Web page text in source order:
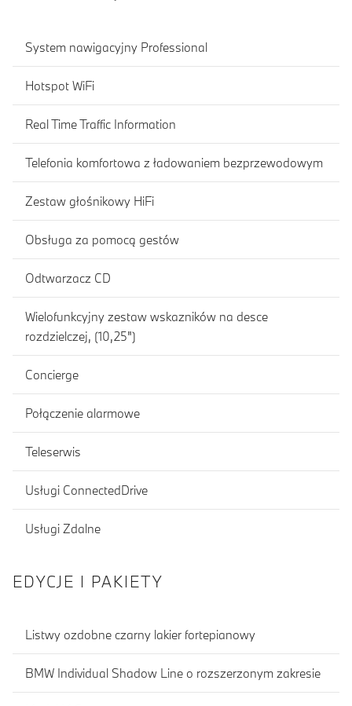
System nawigacyjny Professional
Hotspot WiFi
Real Time Traffic Information
Telefonia komfortowa z ładowaniem bezprzewodowym
Zestaw głośnikowy HiFi
Obsługa za pomocą gestów
Odtwarzacz CD
Wielofunkcyjny zestaw wskazników na desce
rozdzielczej, (10,25")
Concierge
Połączenie alarmowe
Teleserwis
Usługi ConnectedDrive
Usługi Zdalne
EDYCJE I PAKIETY
Listwy ozdobne czarny lakier fortepianowy
BMW Individual Shadow Line o rozszerzonym zakresie